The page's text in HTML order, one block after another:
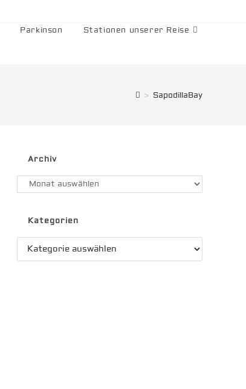
Parkinson Stationen unserer Reise
> SapodillaBay
Archiv
Archiv
Kategorien
Kategorien